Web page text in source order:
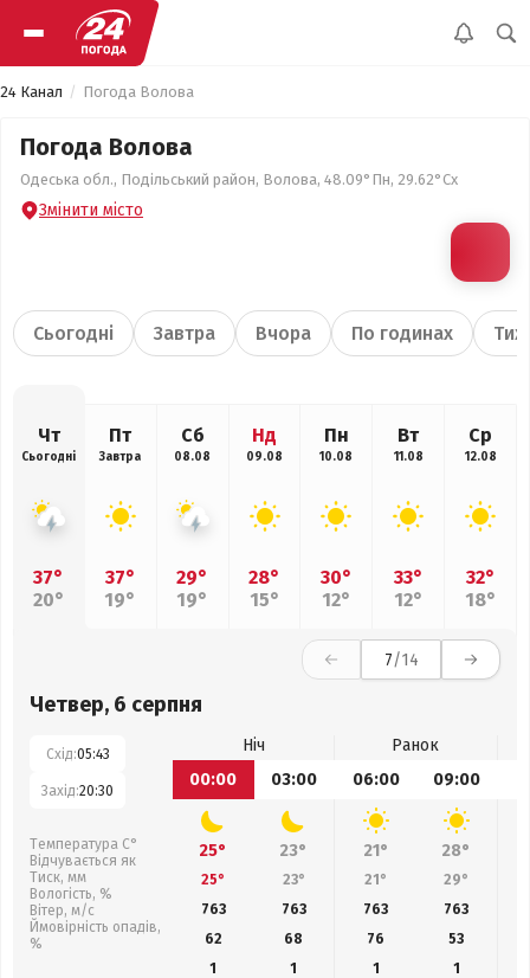
24 Канал Погода Волова
Погода Волова
Одеська обл., Подільський район, Волова, 48.09°Пн, 29.62°Сх
Змінити місто
Сьогодні Завтра Вчора По годинах
Чт
Сьогодні
37°
20°
Пт
Завтра
37°
19°
Сб
08.08
29°
19°
Нд
09.08
28°
15°
Пн
10.08
30°
12°
Вт
11.08
33°
12°
Ср
12.08
32°
18°
7/14
Четвер, 6 серпня
Схід:05:43
Захід:20:30
Температура С°
Відчувається як
Тиск, мм
Вологість, %
Вітер, м/с
Ймовірність опадів,
%
Ніч
Ранок
00:00
03:00 06:00 09:00
25° 23° 21° 28°
25° 23° 21° 29°
763
763 763 763
62
68 76
53
1
1 1
1